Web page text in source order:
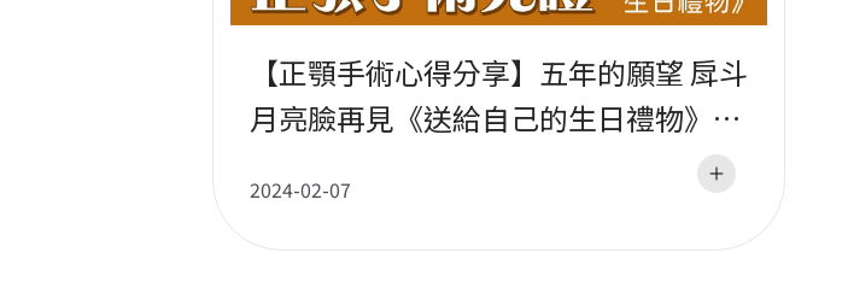
【正顎手術心得分享】五年的願望 戽斗
月亮臉再見《送給自己的生日禮物》｜
2024-02-07